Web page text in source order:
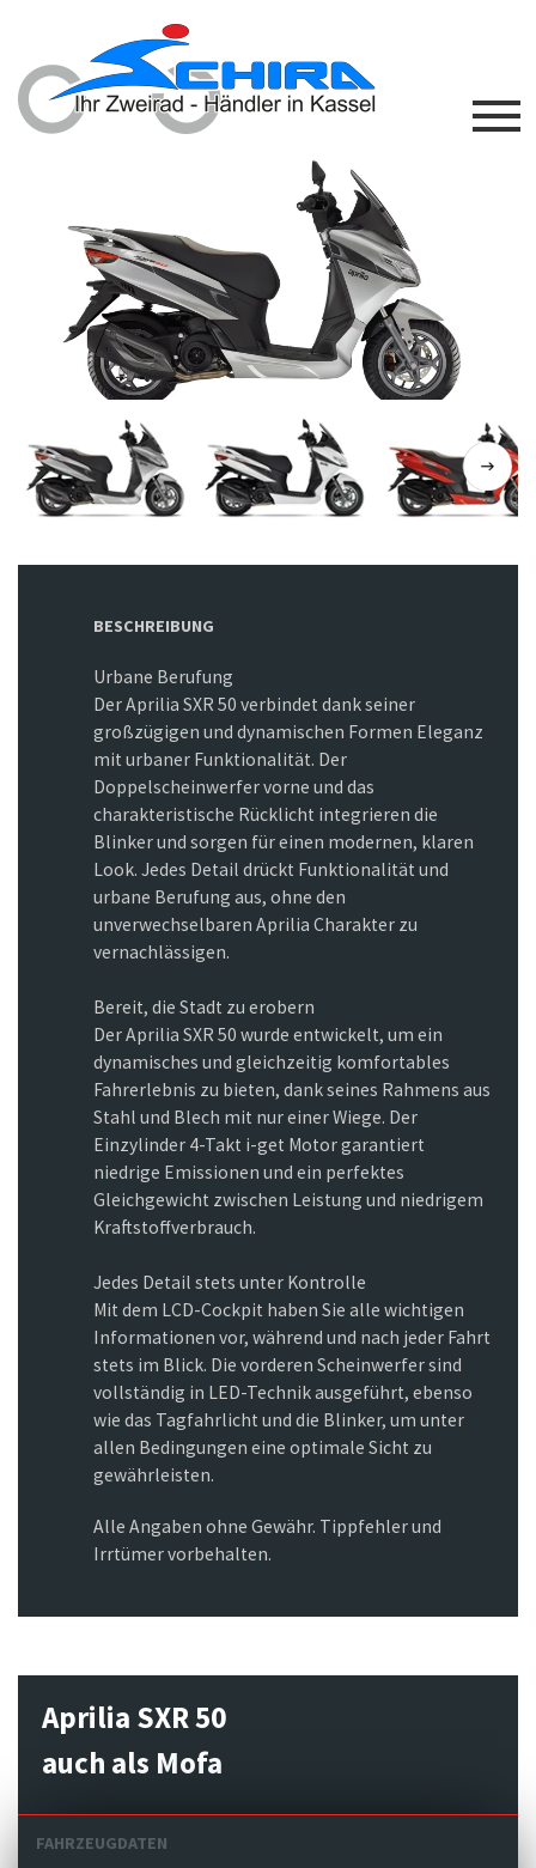
Previous
BESCHREIBUNG
Urbane Berufung
Der Aprilia SXR 50 verbindet dank seiner
großzügigen und dynamischen Formen Eleganz
mit urbaner Funktionalität. Der
Doppelscheinwerfer vorne und das
charakteristische Rücklicht integrieren die
Blinker und sorgen für einen modernen, klaren
Look. Jedes Detail drückt Funktionalität und
urbane Berufung aus, ohne den
unverwechselbaren Aprilia Charakter zu
vernachlässigen.
Bereit, die Stadt zu erobern
Der Aprilia SXR 50 wurde entwickelt, um ein
dynamisches und gleichzeitig komfortables
Fahrerlebnis zu bieten, dank seines Rahmens aus
Stahl und Blech mit nur einer Wiege. Der
Einzylinder 4-Takt i-get Motor garantiert
niedrige Emissionen und ein perfektes
Gleichgewicht zwischen Leistung und niedrigem
Kraftstoffverbrauch.
Jedes Detail stets unter Kontrolle
Mit dem LCD-Cockpit haben Sie alle wichtigen
Informationen vor, während und nach jeder Fahrt
stets im Blick. Die vorderen Scheinwerfer sind
vollständig in LED-Technik ausgeführt, ebenso
wie das Tagfahrlicht und die Blinker, um unter
allen Bedingungen eine optimale Sicht zu
gewährleisten.
Alle Angaben ohne Gewähr. Tippfehler und
Irrtümer vorbehalten.
Aprilia SXR 50
auch als Mofa
FAHRZEUGDATEN